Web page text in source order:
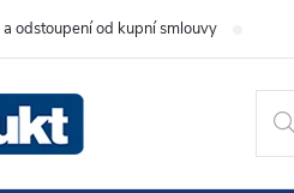
a odstoupení od kupní smlouvy